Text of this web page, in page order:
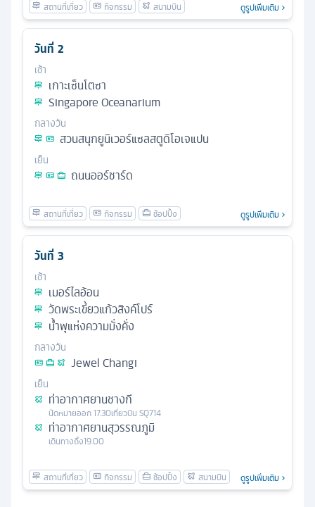
ดูรูปเพิ่มเติม
วันที่ 2
เช้า
เกาะเซ็นโตซา
Singapore Oceanarium
กลางวัน
สวนสนุกยูนิเวอร์แซลสตูดิโอเจแปน
เย็น
ถนนออร์ชาร์ด
ดูรูปเพิ่มเติม
วันที่ 3
เช้า
เมอร์ไลอ้อน
วัดพระเขี้ยวแก้วสิงค์โปร์
น้ำพุแห่งความมั่งคั่ง
กลางวัน
Jewel Changi
เย็น
ท่าอากาศยานชางกี
นัดหมายออก17.30เที่ยวบิน SQ714
ท่าอากาศยานสุวรรณภูมิ
เดินทางถึง19.00
ดูรูปเพิ่มเติม